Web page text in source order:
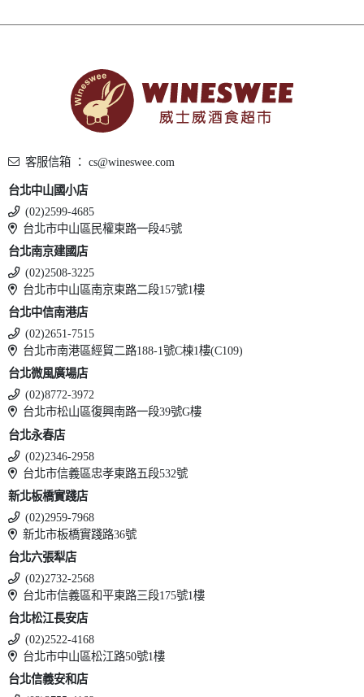
客服信箱 ： cs@wineswee.com
台北中山國小店
(02)2599-4685
台北市中山區民權東路一段45號
台北南京建國店
(02)2508-3225
台北市中山區南京東路二段157號1樓
台北中信南港店
(02)2651-7515
台北市南港區經貿二路188-1號C棟1樓(C109)
台北微風廣場店
(02)8772-3972
台北市松山區復興南路一段39號G樓
台北永春店
(02)2346-2958
台北市信義區忠孝東路五段532號
新北板橋實踐店
(02)2959-7968
新北市板橋實踐路36號
台北六張犁店
(02)2732-2568
台北市信義區和平東路三段175號1樓
台北松江長安店
(02)2522-4168
台北市中山區松江路50號1樓
台北信義安和店